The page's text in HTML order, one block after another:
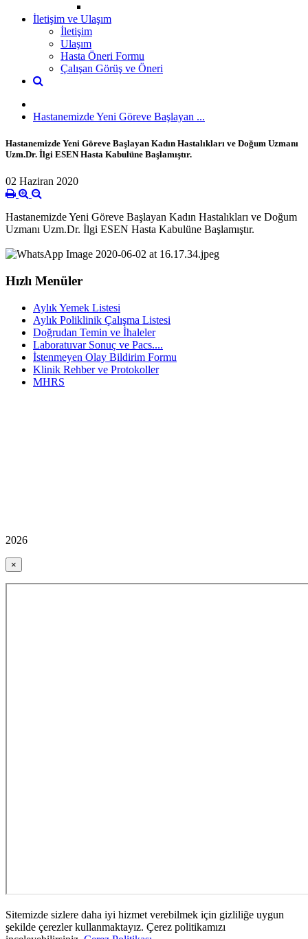
İletişim ve Ulaşım
İletişim
Ulaşım
Hasta Öneri Formu
Çalışan Görüş ve Öneri
Hastanemizde Yeni Göreve Başlayan ...
Hastanemizde Yeni Göreve Başlayan Kadın Hastalıkları ve Doğum Uzmanı
Uzm.Dr. İlgi ESEN Hasta Kabulüne Başlamıştır.
02 Haziran 2020
Hastanemizde Yeni Göreve Başlayan Kadın Hastalıkları ve Doğum
Uzmanı Uzm.Dr. İlgi ESEN Hasta Kabulüne Başlamıştır.
Hızlı Menüler
Aylık Yemek Listesi
Aylık Poliklinik Çalışma Listesi
Doğrudan Temin ve İhaleler
Laboratuvar Sonuç ve Pacs....
İstenmeyen Olay Bildirim Formu
Klinik Rehber ve Protokoller
MHRS
2026
×
Sitemizde sizlere daha iyi hizmet verebilmek için gizliliğe uygun
şekilde çerezler kullanmaktayız. Çerez politikamızı